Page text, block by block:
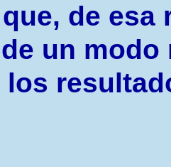
de
un
los